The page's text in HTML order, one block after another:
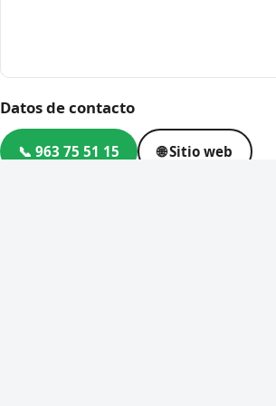
Datos de contacto
📞 963 75 51 15 🌐 Sitio web